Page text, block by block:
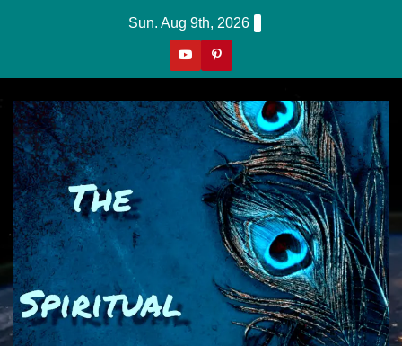
Sun. Aug 9th, 2026